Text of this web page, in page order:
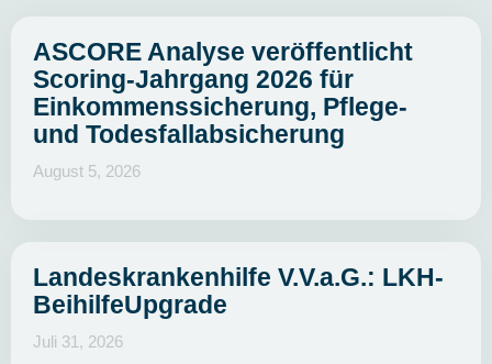
ASCORE Analyse veröffentlicht
Scoring-Jahrgang 2026 für
Einkommenssicherung, Pflege-
und Todesfallabsicherung
August 5, 2026
Landeskrankenhilfe V.V.a.G.: LKH-
BeihilfeUpgrade
Juli 31, 2026